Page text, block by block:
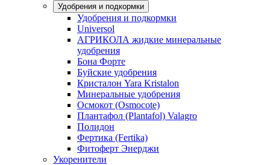
Удобрения и подкормки
Удобрения и подкормки
Universol
АГРИКОЛА жидкие минеральные
удобрения
Бона Форте
Буйские удобрения
Кристалон Yara Kristalon
Минеральные удобрения
Осмокот (Osmocote)
Плантафол (Plantafol) Valagro
Полидон
Фертика (Fertika)
Фитоферт Энерджи
Укоренители